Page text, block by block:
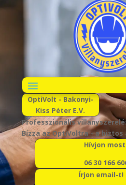
OptiVolt - Bakonyi-
Kiss Péter E.V.
Professzionális
Bízza az OptiVoltra - a biztos
Hívjon
06 30 166
Írjon email-t!